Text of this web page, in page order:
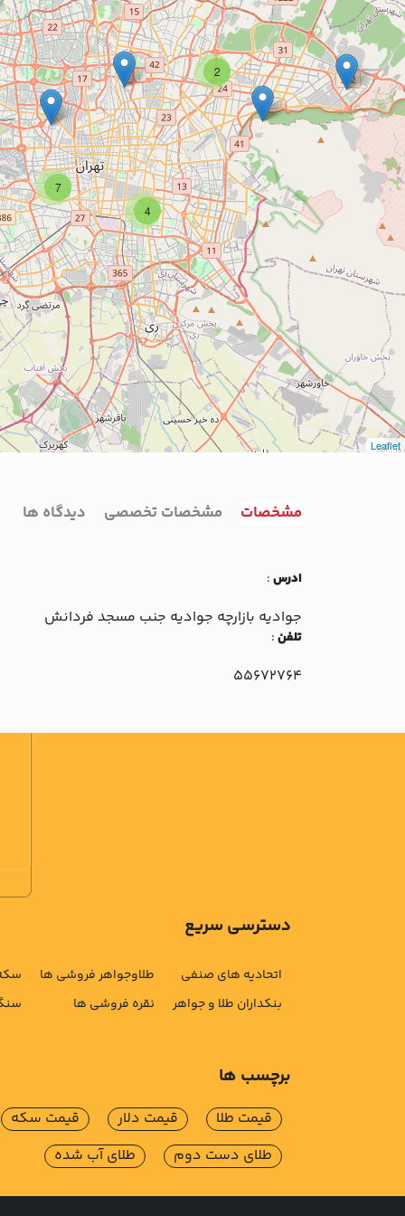
7
2
4
Leaflet
مشخصات مشخصات تخصصی دیدگاه ها
ادرس:
جواديه بازارچه جواديه جنب مسجد فردانش
تلفن:
55672764
دسترسی سریع
اتحادیه های صنفی
بنکداران طلا و جواهر
طلاوجواهر فروشی ها
نقره فروشی ها
برچسب ها
قیمت طلا قیمت دلار
قیمت سکه
طلای دست دوم
طلای آب شده